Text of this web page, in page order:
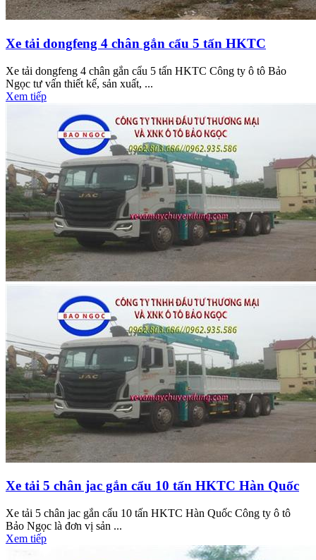
Xe tải dongfeng 4 chân gắn cẩu 5 tấn HKTC
Xe tải dongfeng 4 chân gắn cẩu 5 tấn HKTC Công ty ô tô Bảo
Ngọc tư vấn thiết kế, sản xuất, ...
Xem tiếp
Xe tải 5 chân jac gắn cẩu 10 tấn HKTC Hàn Quốc
Xe tải 5 chân jac gắn cẩu 10 tấn HKTC Hàn Quốc Công ty ô tô
Bảo Ngọc là đơn vị sản ...
Xem tiếp